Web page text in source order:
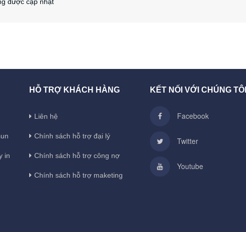
in
HỖ TRỢ KHÁCH HÀNG
Liên hệ
Chính sách hỗ trợ đại lý
Chính sách hỗ trợ công nợ
Chính sách hỗ trợ maketing
KẾT NỐI VỚI CHÚNG TÔI
Facebook
Twitter
Youtube